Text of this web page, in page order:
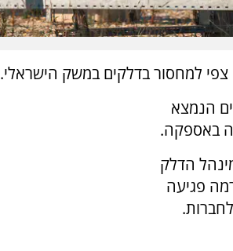
למחסור בדלקים במשק הישראלי.
הנמצא
באספקה.
הדלק
פגיעה